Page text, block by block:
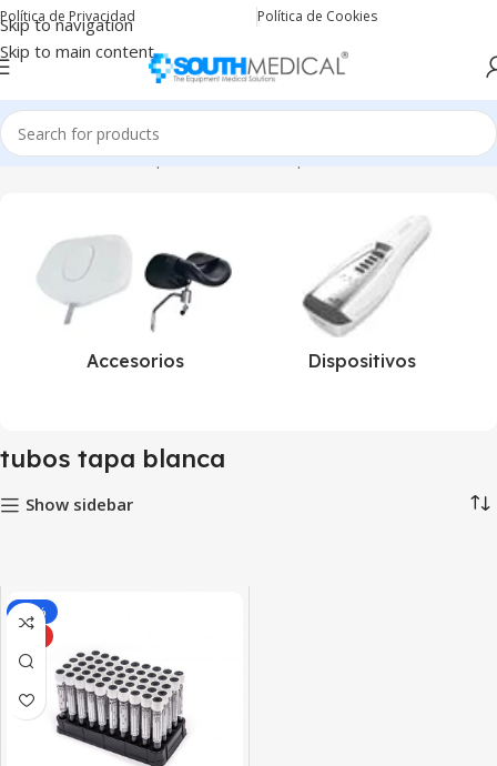
Skip to navigation
Skip to main content
Política de Privacidad Política de Cookies
Inicio Productos etiquetados “tubos tapa blanca”
Accesorios Dispositivos
tubos tapa blanca
Show sidebar
-15%